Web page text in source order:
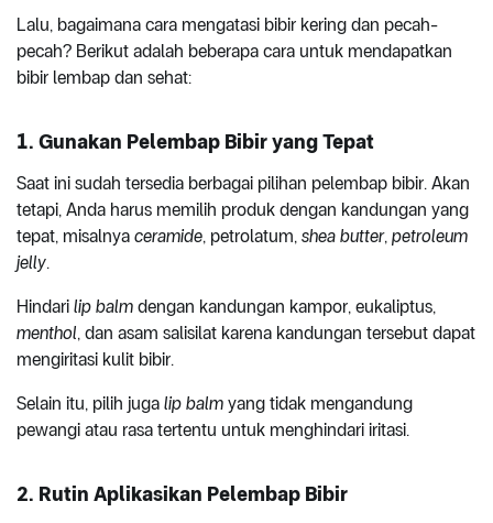
Lalu, bagaimana cara mengatasi bibir kering dan pecah-
pecah? Berikut adalah beberapa cara untuk mendapatkan
bibir lembap dan sehat:
1. Gunakan Pelembap Bibir yang Tepat
Saat ini sudah tersedia berbagai pilihan pelembap bibir. Akan
tetapi, Anda harus memilih produk dengan kandungan yang
tepat, misalnya ceramide, petrolatum, shea butter, petroleum
jelly.
Hindari lip balm dengan kandungan kampor, eukaliptus,
menthol, dan asam salisilat karena kandungan tersebut dapat
mengiritasi kulit bibir.
Selain itu, pilih juga lip balm yang tidak mengandung
pewangi atau rasa tertentu untuk menghindari iritasi.
2. Rutin Aplikasikan Pelembap Bibir